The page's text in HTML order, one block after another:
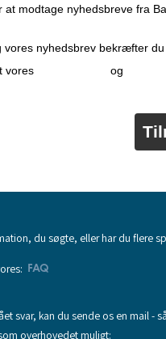
at modtage nyhedsbreve fra
vores nyhedsbrev bekræfter
vores
og
du søgte, eller har du flere
FAQ
svar, kan du sende os en mail -
overhovedet muligt: